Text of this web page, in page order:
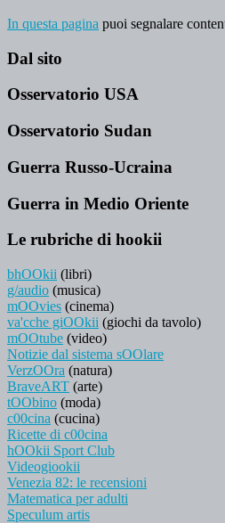
In questa pagina puoi segnalare
Dal sito
Osservatorio USA
Osservatorio Sudan
Guerra Russo-Ucraina
Guerra in Medio Oriente
Le rubriche di hookii
bhOOkii (libri)
g/audio (musica)
mOOvies (cinema)
va'cche giOOkii (giochi da tavolo)
mOOtube (video)
Notizie dal sistema sOOlare
VerzOOra (natura)
BraveART (arte)
tOObino (moda)
c00cina (cucina)
Ricette di c00cina
hOOkii Sport Club
Videogiookii
Venezia 82: le recensioni
Matematica per adulti
Speculum artis